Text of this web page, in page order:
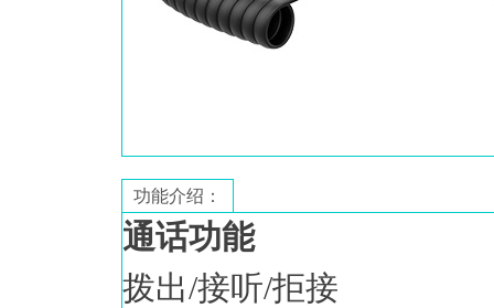
功能介绍：
通话功能
拨出/接听/拒接